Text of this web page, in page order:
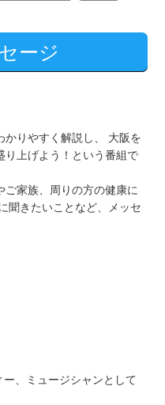
ージ
かりやすく解説し、 大阪を
り上げよう！という番組で
家族、周りの方の健康に
聞きたいことなど、メッセ
、ミュージシャンとして